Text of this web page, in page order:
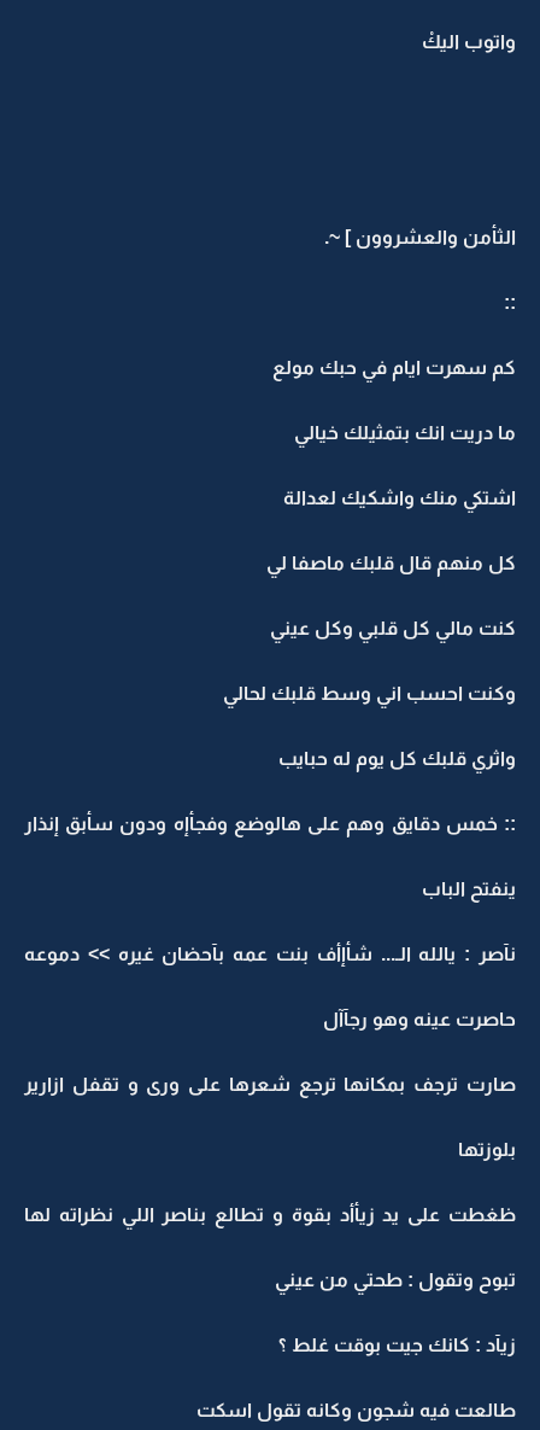
واتوب اليكْ
الثأمن والعشروون ] ~.
::
كم سهرت ايام في حبك مولع
ما دريت انك بتمثيلك خيالي
اشتكي منك واشكيك لعدالة
كل منهم قال قلبك ماصفا لي
كنت مالي كل قلبي وكل عيني
وكنت احسب اني وسط قلبك لحالي
واثري قلبك كل يوم له حبايب
:: خمس دقايق وهم على هالوضع وفجأإه ودون سأبق إنذار
ينفتح الباب
نآصر : يالله الـ... شأإأف بنت عمه بآحضان غيره >> دموعه
حاصرت عينه وهو رجآآل
صارت ترجف بمكانها ترجع شعرها على ورى و تقفل ازارير
بلوزتها
ظغطت على يد زيأأد بقوة و تطالع بناصر اللي نظراته لها
تبوح وتقول : طحتي من عيني
زيآد : كانك جيت بوقت غلط ؟
طالعت فيه شجون وكانه تقول اسكت